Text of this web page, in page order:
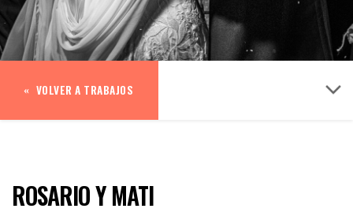
VOLVER A TRABAJOS
ROSARIO Y MATI